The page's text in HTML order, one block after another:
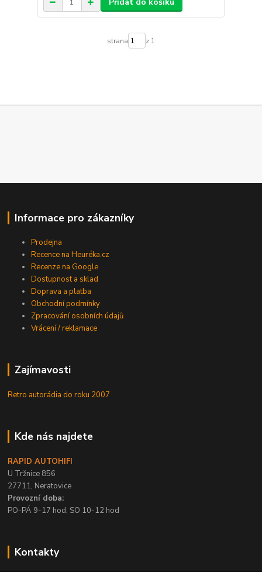
Přidat do košíku
strana z 1
Informace pro zákazníky
Prodejna
Recence na Heuréka.cz
Recenze na Google
Dostupnost a sklad
Doprava a platba
Obchodní podmínky
Zpracování osobních údajů
Vrácení / reklamace
Zajímavosti
Retro autorádia do roku 2007
Kde nás najdete
RAPID AUTOHIFI
U Tržnice 856
27711, Neratovice
Provozní doba:
PO-PÁ 9-17 hod, SO 10-12 hod
Kontakty